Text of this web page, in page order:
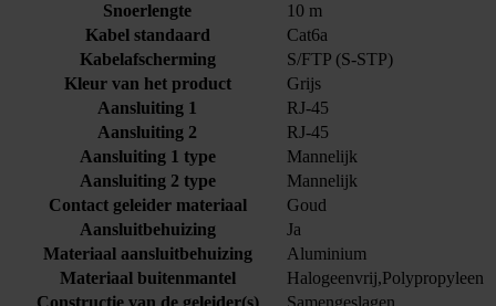
Snoerlengte
10 m
Kabel standaard
Cat6a
Kabelafscherming
S/FTP (S-STP)
Kleur van het product
Grijs
Aansluiting 1
RJ-45
Aansluiting 2
RJ-45
Aansluiting 1 type
Mannelijk
Aansluiting 2 type
Mannelijk
Contact geleider materiaal
Goud
Aansluitbehuizing
Ja
Materiaal aansluitbehuizing
Aluminium
Materiaal buitenmantel
Halogeenvrij,Polypropyleen